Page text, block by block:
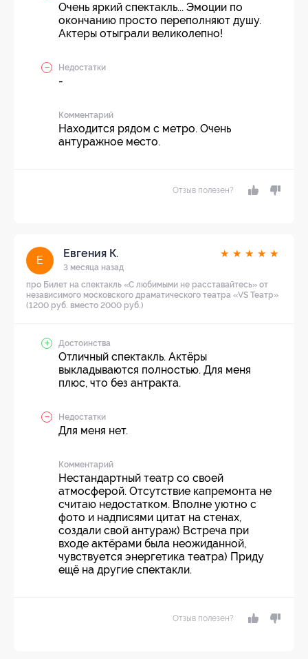
Очень яркий спектакль... Эмоции по
окончанию просто переполняют душу.
Актеры отыграли великолепно!
Недостатки
-
Комментарий
Находится рядом с метро. Очень
антуражное место.
Отзыв полезен?
Е
Евгения К.
3 месяца назад
★ ★ ★ ★ ★
про Билет на спектакль «С любимыми не расставайтесь» от
независимого московского драматического театра «VS Театр»
(1200 руб. вместо 2000 руб.)
Достоинства
Отличный спектакль. Актёры
выкладываются полностью. Для меня
плюс, что без антракта.
Недостатки
Для меня нет.
Комментарий
Нестандартный театр со своей
атмосферой. Отсутствие капремонта не
считаю недостатком. Вполне уютно с
фото и надписями цитат на стенах,
создали свой антураж) Встреча при
входе актёрами была неожиданной,
чувствуется энергетика театра) Приду
ещё на другие спектакли.
Отзыв полезен?